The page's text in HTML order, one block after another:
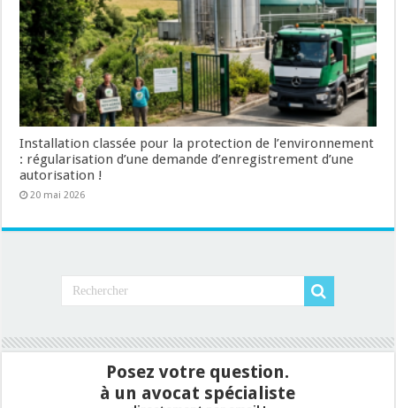
Installation classée pour la protection de l’environnement
: régularisation d’une demande d’enregistrement d’une
autorisation !
20 mai 2026
Posez votre question.
à un avocat spécialiste